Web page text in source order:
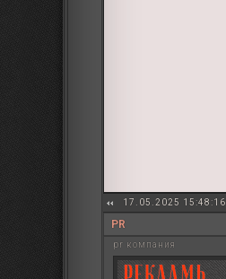
17.05.2025 15:48:16
PR
pr компания